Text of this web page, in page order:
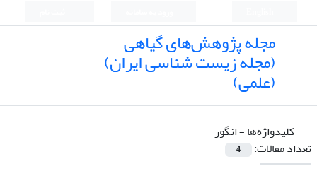
مجله پژوهش‌های گیاهی
(مجله زیست شناسی ایران)
(علمی)
کلیدواژه‌ها =انگور
تعداد مقالات:
4